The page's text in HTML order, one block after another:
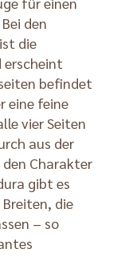
den
die
erscheint
befindet
eine feine
vier Seiten
aus der
Charakter
gibt es
die
– so